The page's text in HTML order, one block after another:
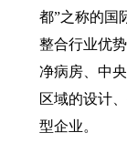
都”之称的
整合行业优
净病房、中
区域的设计
型企业。